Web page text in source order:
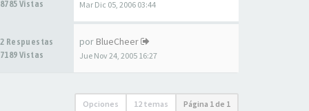
8785 Vistas Mar Dic 05, 2006 03:44
2 Respuestas
7189 Vistas
por BlueCheer
Jue Nov 24, 2005 16:27
Opciones 12 temas Página 1 de 1